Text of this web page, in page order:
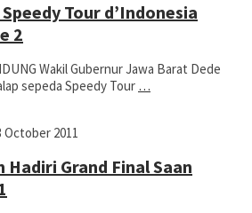
Tour d’Indonesia
2
Wakil Gubernur Jawa Barat Dede
sepeda Speedy Tour …
October 2011
Hadiri Grand Final Saan